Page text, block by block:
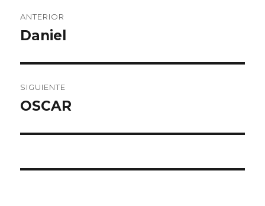
de
ANTERIOR
Entrada
Daniel
SIGUIENTE
Entrada
OSCAR